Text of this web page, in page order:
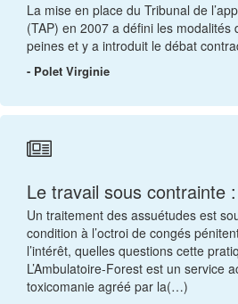
La mise en place du Tribunal de
(TAP) en 2007 a défini les modalités
peines et y a introduit le débat
- Polet Virginie
Le travail sous contrainte
Un traitement des assuétudes est
condition à l’octroi de congés
l’intérêt, quelles questions cette
L’Ambulatoire-Forest est un service
toxicomanie agréé par la(…)